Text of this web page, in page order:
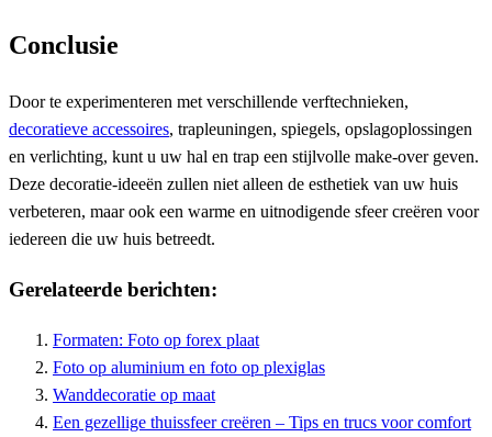
Conclusie
Door te experimenteren met verschillende verftechnieken,
decoratieve accessoires, trapleuningen, spiegels, opslagoplossingen
en verlichting, kunt u uw hal en trap een stijlvolle make-over geven.
Deze decoratie-ideeën zullen niet alleen de esthetiek van uw huis
verbeteren, maar ook een warme en uitnodigende sfeer creëren voor
iedereen die uw huis betreedt.
Gerelateerde berichten:
Formaten: Foto op forex plaat
Foto op aluminium en foto op plexiglas
Wanddecoratie op maat
Een gezellige thuissfeer creëren – Tips en trucs voor comfort